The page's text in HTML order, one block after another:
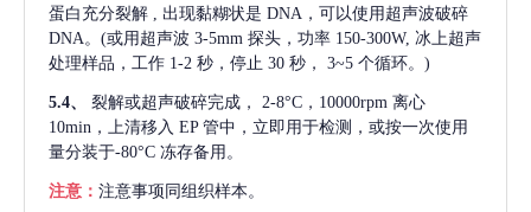
蛋白充分裂解 , 出现黏糊状是 DNA，可以使用超声波破碎
DNA。(或用超声波 3-5mm 探头，功率 150-300W, 冰上超声
处理样品，工作 1-2 秒，停止 30 秒， 3~5 个循环。)
5.4、 裂解或超声破碎完成，
2-8°C，10000rpm 离心
10min，上清移入 EP 管中，立即用于检测，或按一次使用
量分装于-80°C 冻存备用。
注意： 注意事项同组织样本。